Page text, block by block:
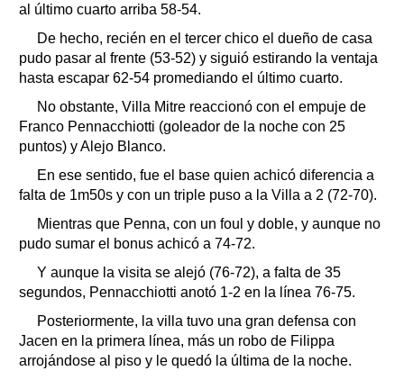
al último cuarto arriba 58-54.
De hecho, recién en el tercer chico el dueño de casa
pudo pasar al frente (53-52) y siguió estirando la ventaja
hasta escapar 62-54 promediando el último cuarto.
No obstante, Villa Mitre reaccionó con el empuje de
Franco Pennacchiotti (goleador de la noche con 25
puntos) y Alejo Blanco.
En ese sentido, fue el base quien achicó diferencia a
falta de 1m50s y con un triple puso a la Villa a 2 (72-70).
Mientras que Penna, con un foul y doble, y aunque no
pudo sumar el bonus achicó a 74-72.
Y aunque la visita se alejó (76-72), a falta de 35
segundos, Pennacchiotti anotó 1-2 en la línea 76-75.
Posteriormente, la villa tuvo una gran defensa con
Jacen en la primera línea, más un robo de Filippa
arrojándose al piso y le quedó la última de la noche.